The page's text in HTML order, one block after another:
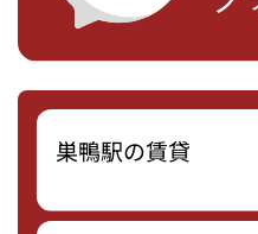
巣鴨駅の賃貸